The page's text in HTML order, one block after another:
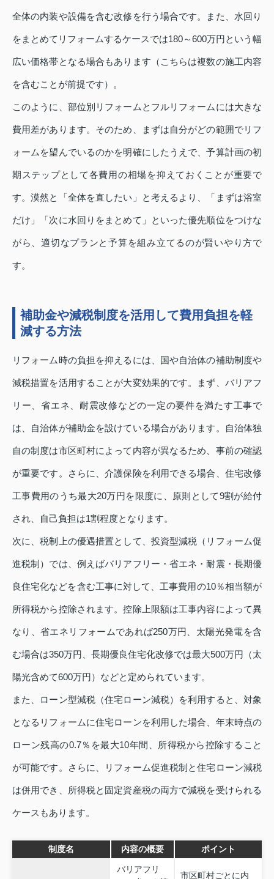
全体の内装や設備を含む改修を行う場合です。また、水回り
をまとめてリフォームするケースでは180～600万円という幅
広い価格帯となる場合もあります（こちらは複数の施工内容
を含むことが前提です）。
このように、部位別リフォームとフルリフォームには大きな
費用差があります。そのため、まずは自分がどの範囲でリフ
ォームを望んでいるのかを明確にしたうえで、予算計画の初
期ステップとして各費用の相場を抑えておくことが重要で
す。漠然と「全体を直したい」と考えるより、「まずは浴室
だけ」「次に水回りをまとめて」といった優先順位をつけな
がら、適切なプランと予算を組み立てるのが賢いやり方で
す。
補助金や減税制度を活用して費用負担を軽
減する方法
リフォーム時の負担を抑えるには、国や自治体の補助制度や
減税措置を活用することが大変効果的です。まず、バリアフ
リー、省エネ、耐震改修などの一定の要件を満たす工事で
は、自治体が補助金を設けている場合があります。自治体独
自の制度は市区町村によって内容が異なるため、事前の確認
が重要です。さらに、介護保険を利用できる場合、住宅改修
工事費用のうち最大20万円を限度に、原則として9割が給付
され、自己負担は1割程度となります。
次に、税制上の優遇措置として、投資型減税（リフォーム促
進税制）では、例えばバリアフリー・省エネ・耐震・長期優
良住宅化などを含む工事に対して、工事費用の10％相当額が
所得税から控除されます。控除上限額は工事内容によって異
なり、省エネリフォームであれば250万円、太陽光発電を含
む場合は350万円、長期優良住宅化改修では最大500万円（太
陽光含めて600万円）などと定められています。
また、ローン型減税（住宅ローン減税）を利用すると、対象
となるリフォームに住宅ローンを利用した場合、年末時点の
ローン残高の0.7％を最大10年間、所得税から控除すること
が可能です。さらに、リフォーム促進税制と住宅ローン減税
は併用でき、所得税と固定資産税の両方で減税を受けられる
ケースもあります。
制度名 内容の概要 ポイント
バリアフリ
市区町村ごとに内